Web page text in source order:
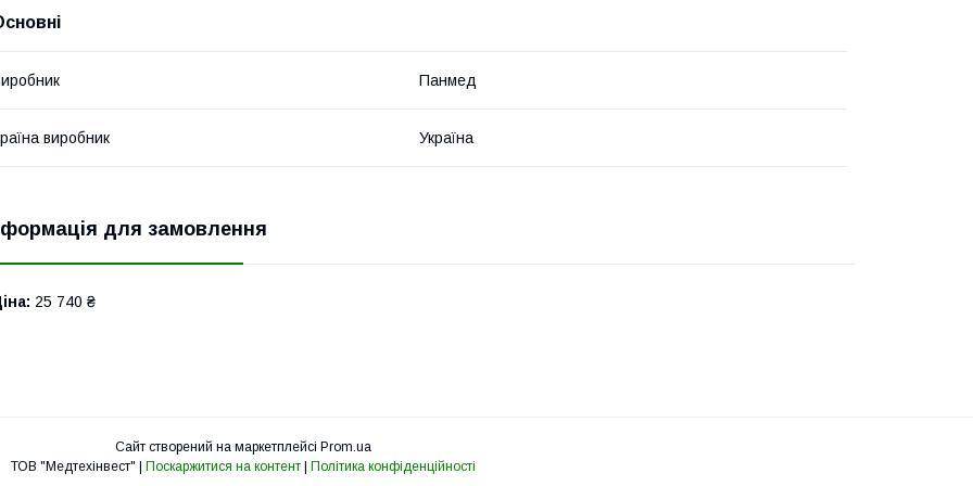
Панмед
виробник Україна
для замовлення
25 740 ₴
Сайт створений на маркетплейсі Prom.ua
Поскаржитися на контент Політика конфіденційності